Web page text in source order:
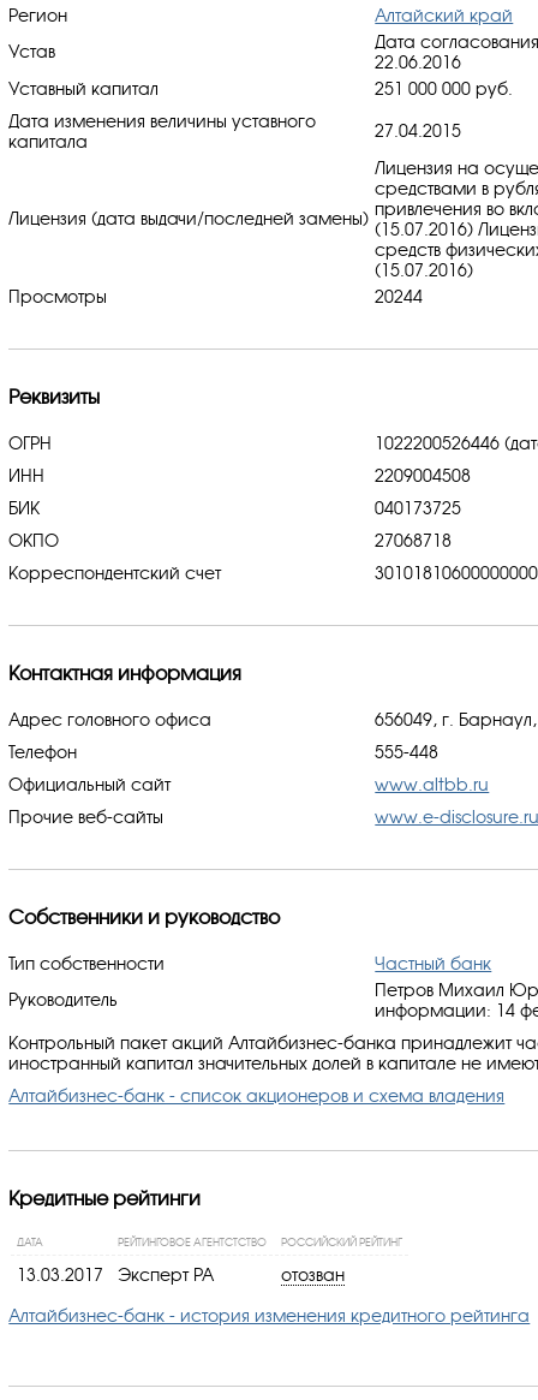
Регион
Алтайский край
Устав
Дата
22.06.2016
Уставный капитал
251 000 000 руб.
Дата изменения величины уставного
капитала
27.04.2015
Лицензия (дата выдачи/последней замены)
Лицензия на
средствами в
привлечения во
(15.07.2016)
средств
(15.07.2016)
Просмотры
20244
Реквизиты
ОГРН
1022200526446
ИНН
2209004508
БИК
040173725
ОКПО
27068718
Корреспондентский счет
Контактная информация
Адрес головного офиса
656049, г.
Телефон
555-448
Официальный сайт
www.altbb.ru
Прочие веб-сайты
www.e-
Собственники и руководство
Тип собственности
Частный банк
Руководитель
Петров Михаил
информации: 14
Контрольный пакет акций Алтайбизнес-банка принадлежит
иностранный капитал значительных долей в капитале не
Алтайбизнес-банк - список акционеров и схема владения
Кредитные рейтинги
ДАТА РЕЙТИНГОВОЕ АГЕНТСТСТВО РОССИЙСКИЙ РЕЙТИНГ
13.03.2017 Эксперт РА
отозван
Алтайбизнес-банк - история изменения кредитного рейтинга